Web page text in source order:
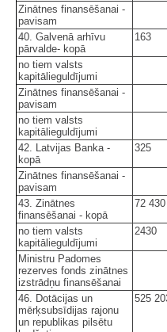
Zinātnes finansēšanai -
pavisam
40. Galvenā arhīvu
pārvalde- kopā
163
no tiem valsts
kapitālieguldījumi
Zinātnes finansēšanai -
pavisam
no tiem valsts
kapitālieguldījumi
42. Latvijas Banka -
kopā
325
Zinātnes finansēšanai -
pavisam
43. Zinātnes
finansēšanai - kopā
72 430
no tiem valsts
kapitālieguldījumi
2430
Ministru Padomes
rezerves fonds zinātnes
izstrādņu finansēšanai
46. Dotācijas un
mērķsubsīdijas rajonu
un republikas pilsētu
525